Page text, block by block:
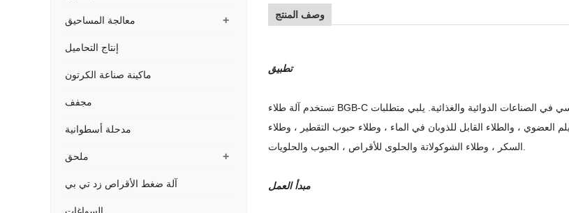
وصف المنتج
تطبيق
تستخدم آلة طلاء BGB-C بشكل رئيسي في الصناعات الدوائية والغذائية. يلبي متطلبات GMP ، وهو نوع من معدات الطلاء المتكاملة ميكانيكيًا وكهربائيًا
العضوي ، والطلاء القابل للذوبان في الماء ، وطلاء حبوب التقطير ، وطلاء
مبدأ العمل
+ معالجة المساحيق
إنتاج التحاميل
ماكينة صناعة الكرتون
مجفف
مدحلة أسطوانية
+ ملحق
آلة ضغط الأقراص زد تي بي